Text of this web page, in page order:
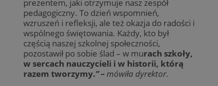
prezentem, jaki otrzymuje nasz zespół
pedagogiczny. To dzień wspomnień,
wzruszeń i refleksji, ale też okazja do radości i
wspólnego świętowania. Każdy, kto był
częścią naszej szkolnej społeczności,
pozostawił po sobie ślad – w murach szkoły,
w sercach nauczycieli i w historii, którą
razem tworzymy.” –mówiła dyrektor.